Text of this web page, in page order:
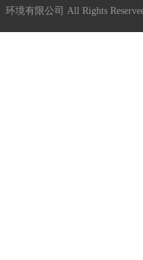
环境有限公司 All Rights